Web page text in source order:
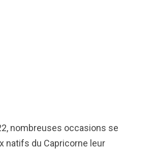
nombreuses occasions se
natifs du Capricorne leur